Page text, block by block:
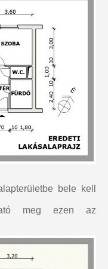
bele kell
meg ezen az